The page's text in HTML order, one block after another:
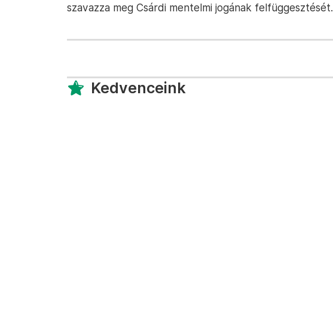
szavazza meg Csárdi mentelmi jogának felfüggesztését.
Kedvenceink